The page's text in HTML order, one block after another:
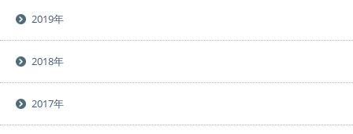
2019年
2018年
2017年